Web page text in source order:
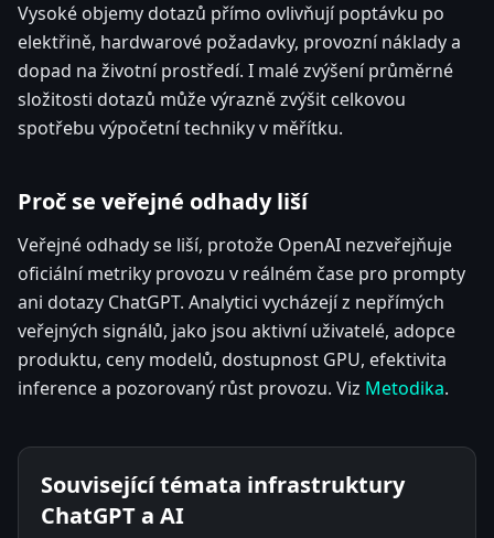
Vysoké objemy dotazů přímo ovlivňují poptávku po
elektřině, hardwarové požadavky, provozní náklady a
dopad na životní prostředí. I malé zvýšení průměrné
složitosti dotazů může výrazně zvýšit celkovou
spotřebu výpočetní techniky v měřítku.
Proč se veřejné odhady liší
Veřejné odhady se liší, protože OpenAI nezveřejňuje
oficiální metriky provozu v reálném čase pro prompty
ani dotazy ChatGPT. Analytici vycházejí z nepřímých
veřejných signálů, jako jsou aktivní uživatelé, adopce
produktu, ceny modelů, dostupnost GPU, efektivita
inference a pozorovaný růst provozu. Viz Metodika.
Související témata infrastruktury
ChatGPT a AI